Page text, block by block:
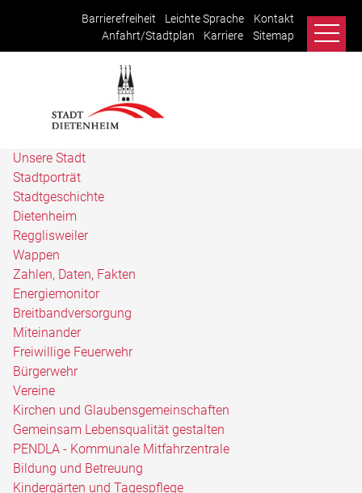
Barrierefreiheit Leichte Sprache
Kontakt
Anfahrt/Stadtplan
Karriere Sitemap
Unsere Stadt
Stadtporträt
Stadtgeschichte
Dietenheim
Regglisweiler
Wappen
Zahlen, Daten, Fakten
Energiemonitor
Breitbandversorgung
Miteinander
Freiwillige Feuerwehr
Bürgerwehr
Vereine
Kirchen und Glaubensgemeinschaften
Gemeinsam Lebensqualität gestalten
PENDLA - Kommunale Mitfahrzentrale
Bildung und Betreuung
Kindergärten und Tagespflege